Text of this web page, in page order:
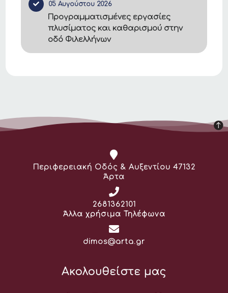
05 Αυγούστου 2026
Προγραμματισμένες εργασίες
πλυσίματος και καθαρισμού στην
οδό Φιλελλήνων
Διεύθυνση:
Περιφερειακή Οδός & Αυξεντίου 47132
Άρτα
Τηλέφωνο:
2681362101
Άλλα χρήσιμα Τηλέφωνα
Email:
dimos@arta.gr
Ακολουθείστε μας